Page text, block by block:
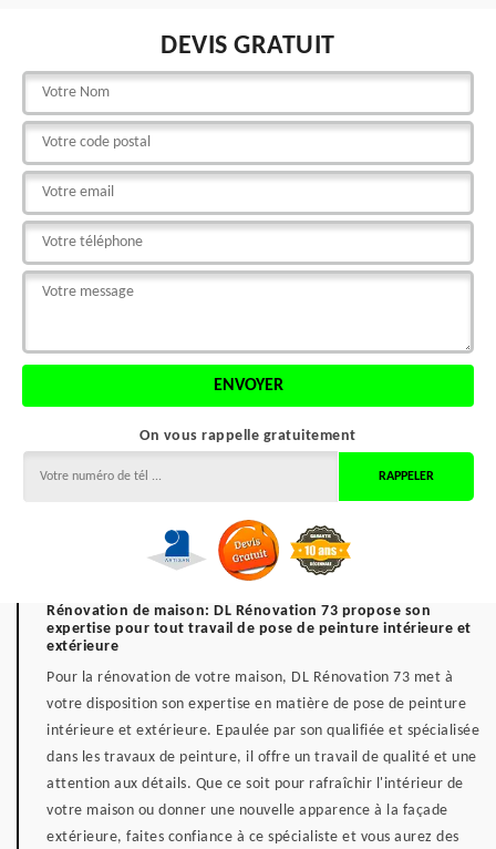
DEVIS GRATUIT
On vous rappelle gratuitement
Rénovation de maison: DL Rénovation 73 propose son
expertise pour tout travail de pose de peinture intérieure et
extérieure
Pour la rénovation de votre maison, DL Rénovation 73 met à
votre disposition son expertise en matière de pose de peinture
intérieure et extérieure. Epaulée par son qualifiée et spécialisée
dans les travaux de peinture, il offre un travail de qualité et une
attention aux détails. Que ce soit pour rafraîchir l'intérieur de
votre maison ou donner une nouvelle apparence à la façade
extérieure, faites confiance à ce spécialiste et vous aurez des